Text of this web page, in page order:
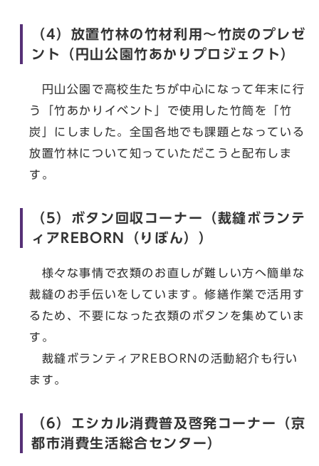
（4）放置竹林の竹材利用～竹炭のプレゼ
ント（円山公園竹あかりプロジェクト）
円山公園で高校生たちが中心になって年末に行
う「竹あかりイベント」で使用した竹筒を「竹
炭」にしました。全国各地でも課題となっている
放置竹林について知っていただこうと配布しま
す。
（5）ボタン回収コーナー（裁縫ボランテ
ィアREBORN（りぼん））
様々な事情で衣類のお直しが難しい方へ簡単な
裁縫のお手伝いをしています。修繕作業で活用す
るため、不要になった衣類のボタンを集めていま
す。
裁縫ボランティアREBORNの活動紹介も行い
ます。
（6）エシカル消費普及啓発コーナー（京
都市消費生活総合センター）